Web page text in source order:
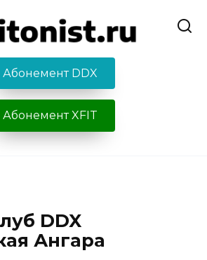
Абонемент DDX
Абонемент XFIT
DDX
Ангара